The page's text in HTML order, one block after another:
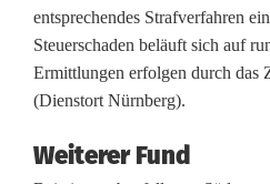
l
s
V
e
entsprechendes Strafverfahren
Steuerschaden beläuft sich auf
Ermittlungen erfolgen durch das
(Dienstort Nürnberg).
Weiterer Fund